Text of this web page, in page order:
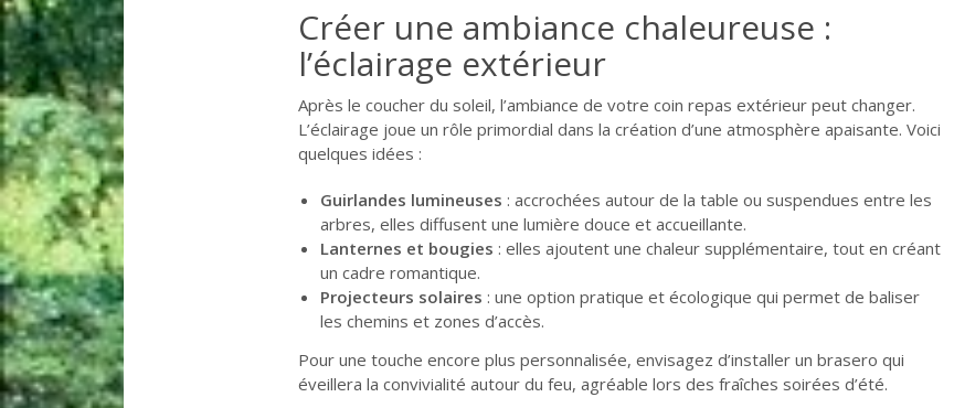
Créer une ambiance chaleureuse :
l’éclairage extérieur
Après le coucher du soleil, l’ambiance de votre coin repas extérieur peut changer.
L’éclairage joue un rôle primordial dans la création d’une atmosphère apaisante. Voici
quelques idées :
Guirlandes lumineuses : accrochées autour de la table ou suspendues entre les
arbres, elles diffusent une lumière douce et accueillante.
Lanternes et bougies : elles ajoutent une chaleur supplémentaire, tout en créant
un cadre romantique.
Projecteurs solaires : une option pratique et écologique qui permet de baliser
les chemins et zones d’accès.
Pour une touche encore plus personnalisée, envisagez d’installer un brasero qui
éveillera la convivialité autour du feu, agréable lors des fraîches soirées d’été.